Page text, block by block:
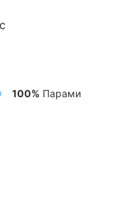
100% Парами